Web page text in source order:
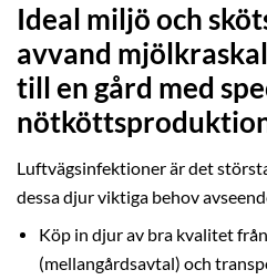
Ideal miljö och
avvand
till en gård med
Luftvägsinfektioner är det
dessa djur viktiga behov
Köp in djur av bra kvalitet
(mellangårdsavtal) och